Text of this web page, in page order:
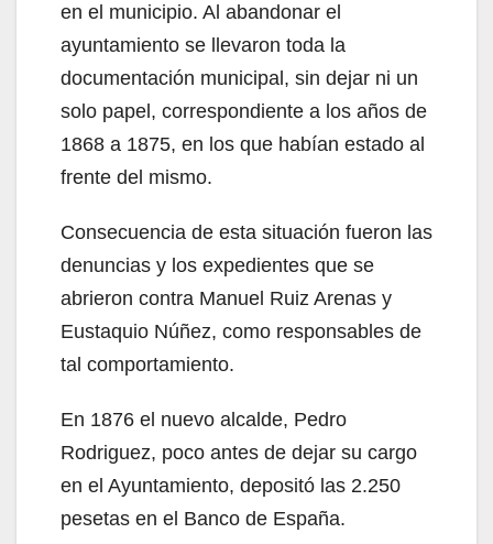
en el municipio. Al abandonar el
ayuntamiento se llevaron toda la
documentación municipal, sin dejar ni un
solo papel, correspondiente a los años de
1868 a 1875, en los que habían estado al
frente del mismo.
Consecuencia de esta situación fueron las
denuncias y los expedientes que se
abrieron contra Manuel Ruiz Arenas y
Eustaquio Núñez, como responsables de
tal comportamiento.
En 1876 el nuevo alcalde, Pedro
Rodriguez, poco antes de dejar su cargo
en el Ayuntamiento, depositó las 2.250
pesetas en el Banco de España.